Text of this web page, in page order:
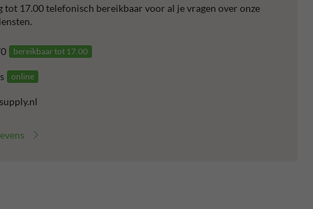
tot 17.00 telefonisch bereikbaar voor al je vragen over onze
bereikbaar tot 17.00
online